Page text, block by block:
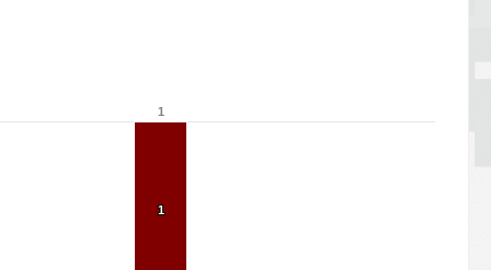
1
1
1
1